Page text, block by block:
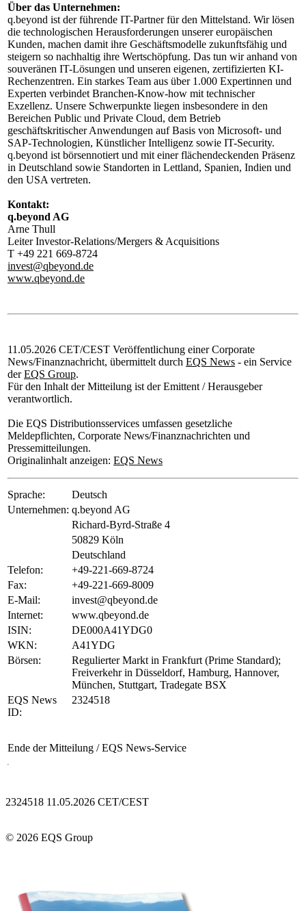
Über das Unternehmen:
q.beyond ist der führende IT-Partner für den Mittelstand. Wir lösen
die technologischen Herausforderungen unserer europäischen
Kunden, machen damit ihre Geschäftsmodelle zukunftsfähig und
steigern so nachhaltig ihre Wertschöpfung. Das tun wir anhand von
souveränen IT-Lösungen und unseren eigenen, zertifizierten KI-
Rechenzentren. Ein starkes Team aus über 1.000 Expertinnen und
Experten verbindet Branchen-Know-how mit technischer
Exzellenz. Unsere Schwerpunkte liegen insbesondere in den
Bereichen Public und Private Cloud, dem Betrieb
geschäftskritischer Anwendungen auf Basis von Microsoft- und
SAP-Technologien, Künstlicher Intelligenz sowie IT-Security.
q.beyond ist börsennotiert und mit einer flächendeckenden Präsenz
in Deutschland sowie Standorten in Lettland, Spanien, Indien und
den USA vertreten.
Kontakt:
q.beyond AG
Arne Thull
Leiter Investor-Relations/Mergers & Acquisitions
T +49 221 669-8724
invest@qbeyond.de
www.qbeyond.de
11.05.2026 CET/CEST Veröffentlichung einer Corporate
News/Finanznachricht, übermittelt durch EQS News - ein Service
derEQS Group.
Für den Inhalt der Mitteilung ist der Emittent / Herausgeber
verantwortlich.
Die EQS Distributionsservices umfassen gesetzliche
Meldepflichten, Corporate News/Finanznachrichten und
Pressemitteilungen.
Originalinhalt anzeigen: EQS News
Sprache:
Deutsch
Unternehmen: q.beyond AG
Richard-Byrd-Straße 4
50829 Köln
Deutschland
Telefon:
+49-221-669-8724
Fax:
+49-221-669-8009
E-Mail:
invest@qbeyond.de
Internet:
www.qbeyond.de
ISIN:
DE000A41YDG0
WKN:
A41YDG
Börsen:
Regulierter Markt in Frankfurt (Prime Standard);
Freiverkehr in Düsseldorf, Hamburg, Hannover,
München, Stuttgart, Tradegate BSX
EQS News
ID:
2324518
Ende der Mitteilung / EQS News-Service
2324518 11.05.2026 CET/CEST
© 2026 EQS Group